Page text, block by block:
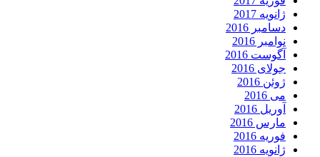
ژانویه 2017
دسامبر 2016
نوامبر 2016
آگوست 2016
جولای 2016
ژوئن 2016
می 2016
آوریل 2016
مارس 2016
فوریه 2016
ژانویه 2016